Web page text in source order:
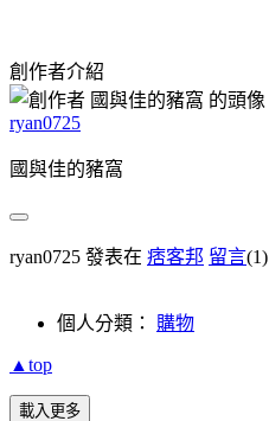
創作者介紹
ryan0725
國與佳的豬窩
ryan0725 發表在 痞客邦 留言(1)
個人分類： 購物
▲top
載入更多